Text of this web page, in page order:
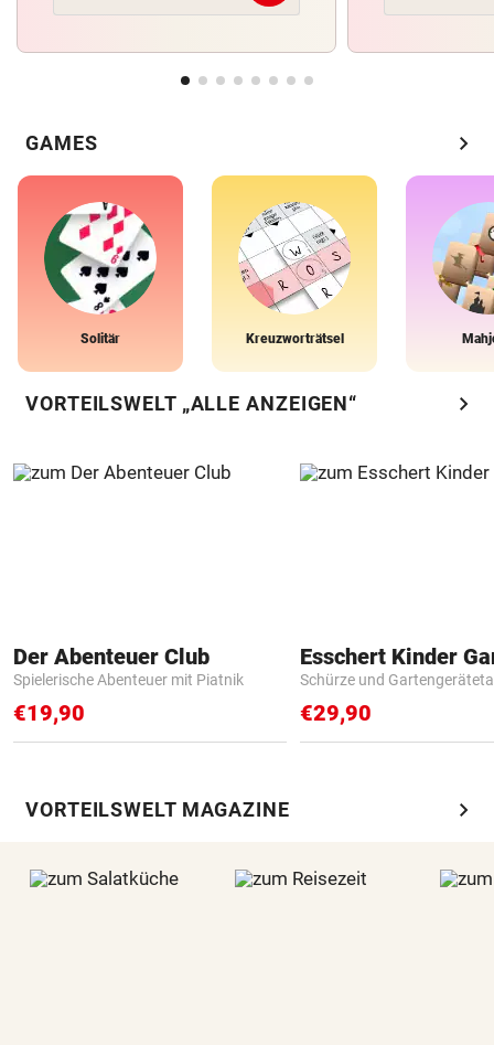
GAMES chevron_right
Solitär Kreuzworträtsel
VORTEILSWELT „ALLE ANZEIGEN“ chevron_right
Der Abenteuer Club
Spielerische Abenteuer mit Piatnik
€19,90
Schürze und
€29,90
VORTEILSWELT MAGAZINE chevron_right